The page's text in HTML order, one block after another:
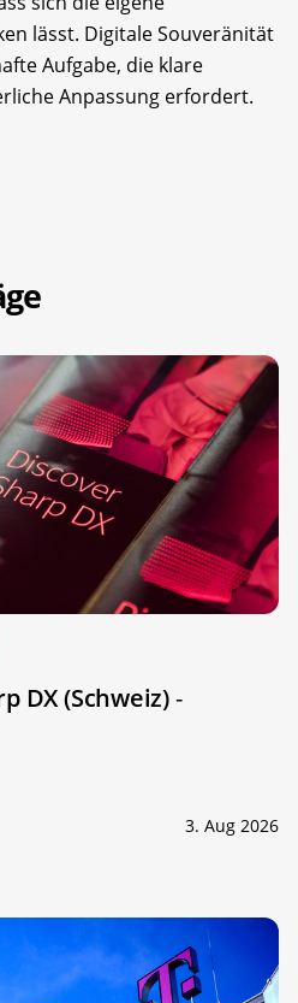
lässt. Digitale Souveränität
Aufgabe, die klare
Anpassung erfordert.
DX (Schweiz)-
3. Aug 2026